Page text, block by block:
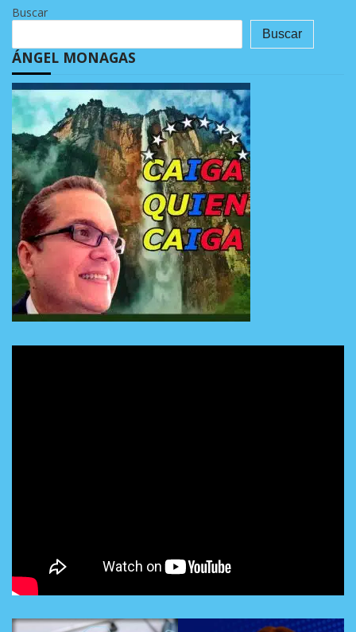
Buscar
Buscar
ÁNGEL MONAGAS